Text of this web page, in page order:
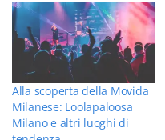
Alla scoperta della Movida
Milanese: Loolapaloosa
Milano e altri luoghi di